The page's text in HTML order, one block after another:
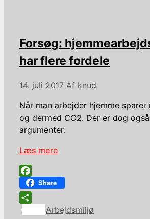
Forsøg:
har flere fordele
14. juli 2017 Af knud
Når man arbejder hjemme
og dermed CO2. Der er dog
argumenter:
Læs mere
Facebook
Share
Share
Kategorier
Arbejdsmiljø